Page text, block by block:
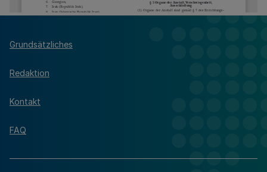
Grundsätzliches
Redaktion
Kontakt
FAQ